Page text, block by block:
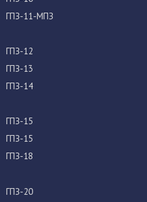
ГПЗ-11-МПЗ
ГПЗ-12
ГПЗ-13
ГПЗ-14
ГПЗ-15
ГПЗ-15
ГПЗ-18
ГПЗ-20